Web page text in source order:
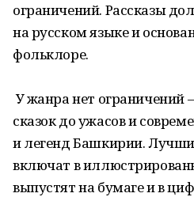
ограничений. Рассказы
на русском языке и
фольклоре.
У жанра нет ограничений
сказок до ужасов и
и легенд Башкирии.
включат в
выпустят на бумаге и в